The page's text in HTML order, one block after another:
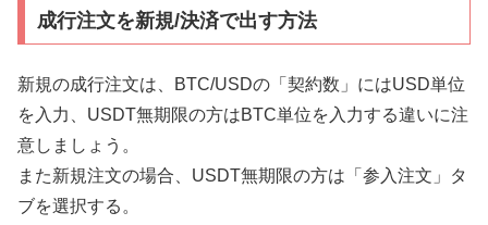
成行注文を新規/決済で出す方法
新規の成行注文は、BTC/USDの「契約数」にはUSD単位
を入力、USDT無期限の方はBTC単位を入力する違いに注
意しましょう。
また新規注文の場合、USDT無期限の方は「参入注文」タ
ブを選択する。